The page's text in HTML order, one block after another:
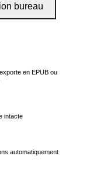
bureau
en EPUB ou
intacte
automatiquement